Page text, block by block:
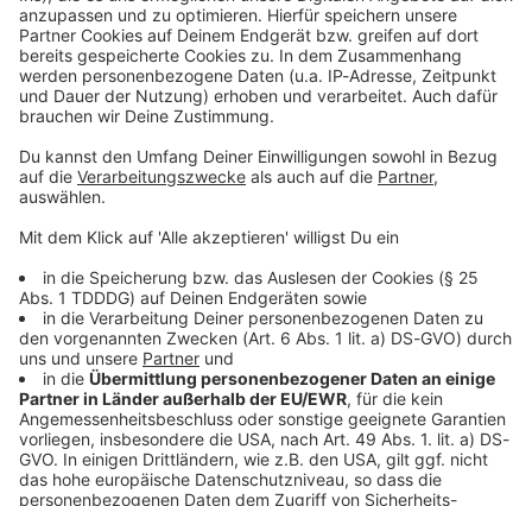
Empfang & Programm
Streams, Sendungen, Empfangswege, Mediathek,
Podcasts, Songsuche - alles rund ums Thema HÖREN
auf ROCK ANTENNE findet ihr hier.
Keep on rocking!
Verpass' nichts mehr mit unserem kostenlosen ROCK
ANTENNE Rock-Newsletter. Ob Musiknews,
Interviews, Quizspaß oder unsere neuesten Aktionen -
wir informieren dich.